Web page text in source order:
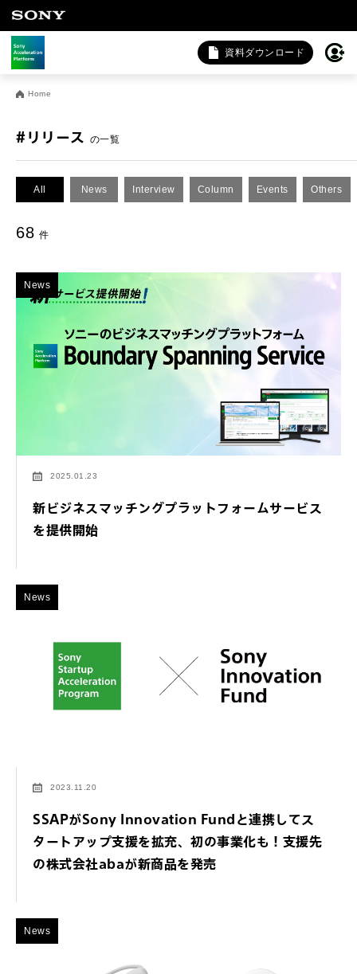
資料ダウンロード
Home
#リリース の一覧
All News Interview Column Events Others
68 件
News
2025.01.23
新ビジネスマッチングプラットフォームサービス
を提供開始
News
2023.11.20
SSAPがSony Innovation Fundと連携してス
タートアップ支援を拡充、初の事業化も！支援先
の株式会社abaが新商品を発売
News
お問い合わせ
法人向けサービスに関するご相談・お問い合わせは以下のボタ
法人お問い合わせ